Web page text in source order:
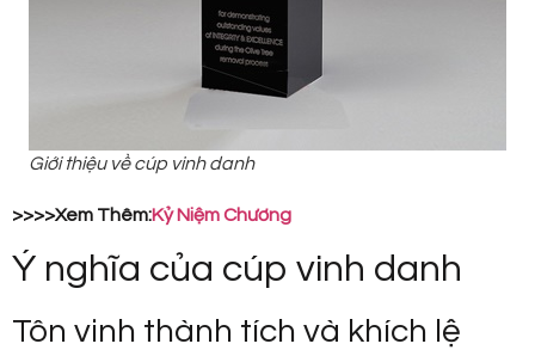
Giới thiệu về cúp vinh danh
>>>>Xem Thêm:Kỷ Niệm Chương
Ý nghĩa của cúp vinh danh
Tôn vinh thành tích và khích lệ